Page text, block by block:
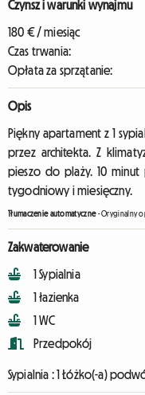
Czynsz i warunki wynajmu
180 € / miesiąc
Czas trwania:
Opłata za sprzątanie:
Opis
Piękny apartament z 1
przez architekta. Z
pieszo do plaży. 10
tygodniowy i miesięczny.
Tłumaczenie automatyczne-Oryginalny
Zakwaterowanie
1 Sypialnia
1 łazienka
1 WC
Przedpokój
Sypialnia :1 Łóżko(-a)